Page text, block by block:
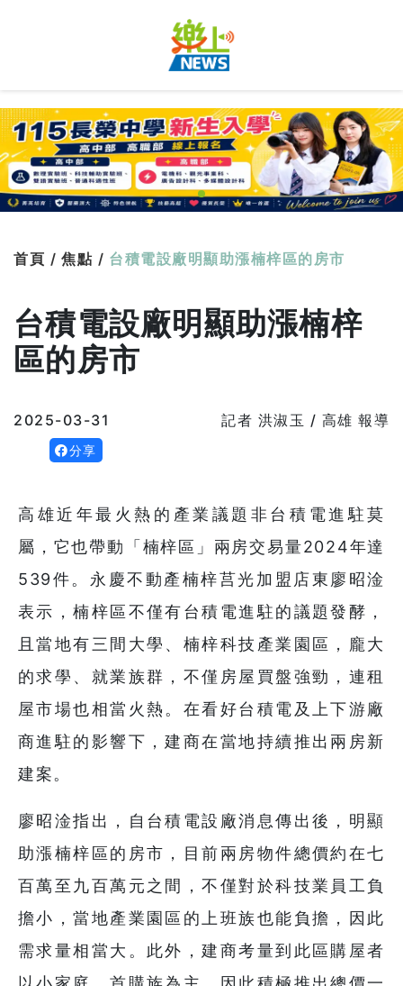
首頁 / 焦點 / 台積電設廠明顯助漲楠梓區的房市
台積電設廠明顯助漲楠梓
區的房市
2025-03-31 記者 洪淑玉 / 高雄 報導
分享
高雄近年最火熱的產業議題非台積電進駐莫
屬，它也帶動「楠梓區」兩房交易量2024年達
539件。永慶不動產楠梓莒光加盟店東廖昭淦
表示，楠梓區不僅有台積電進駐的議題發酵，
且當地有三間大學、楠梓科技產業園區，龐大
的求學、就業族群，不僅房屋買盤強勁，連租
屋市場也相當火熱。在看好台積電及上下游廠
商進駐的影響下，建商在當地持續推出兩房新
建案。
廖昭淦指出，自台積電設廠消息傳出後，明顯
助漲楠梓區的房市，目前兩房物件總價約在七
百萬至九百萬元之間，不僅對於科技業員工負
擔小，當地產業園區的上班族也能負擔，因此
需求量相當大。此外，建商考量到此區購屋者